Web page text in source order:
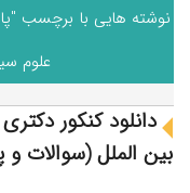
علوم
بین الملل (سوالات